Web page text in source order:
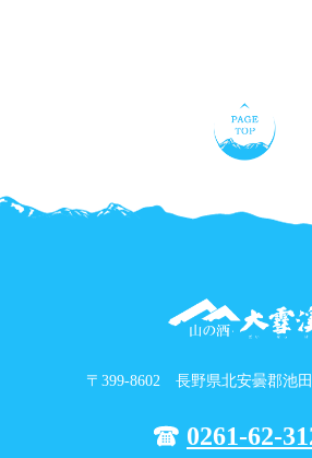
〒399-8602 長野県北安曇郡池
0261-62-